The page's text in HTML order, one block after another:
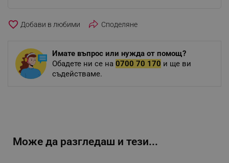
favorite_border Споделяне
Имате въпрос или нужда от помощ?
Обадете ни се на 0700 70 170 и ще ви
съдействаме.
Може да разгледаш и тези...